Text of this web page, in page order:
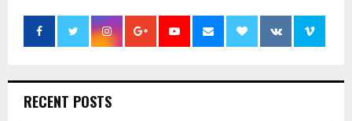
RECENT POSTS